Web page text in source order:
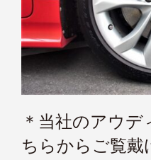
＊当社のアウデ
ちらからご覧